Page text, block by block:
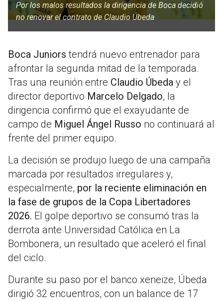
Por los malos resultados la dirigencia de Boca decidió
no renovar el contrato de Claudio Úbeda
Boca Juniorstendrá nuevo entrenador para
afrontar la segunda mitad de la temporada.
Tras una reunión entre Claudio Úbeda y el
director deportivo Marcelo Delgado, la
dirigencia confirmó que el exayudante de
campo de Miguel Ángel Russo no continuará al
frente del primer equipo.
La decisión se produjo luego de una campaña
marcada por resultados irregulares y,
especialmente, por la reciente eliminación en
la fase de grupos de la Copa Libertadores
2026. El golpe deportivo se consumó tras la
derrota ante Universidad Católica en La
Bombonera, un resultado que aceleró el final
del ciclo.
Durante su paso por el banco xeneize, Úbeda
dirigió 32 encuentros, con un balance de 17